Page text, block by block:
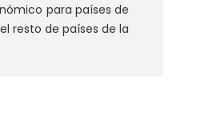
para países de
resto de países de la